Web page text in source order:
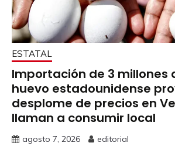
ESTATAL
Importación de 3 millones
huevo estadounidense
desplome de precios en
llaman a consumir local
agosto 7, 2026 editorial